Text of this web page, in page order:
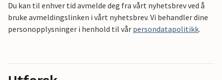
Du kan til enhver tid avmelde deg fra vårt nyhetsbrev ved å
bruke avmeldingslinken i vårt nyhetsbrev. Vi behandler dine
personopplysninger i henhold til vår persondatapolitikk.